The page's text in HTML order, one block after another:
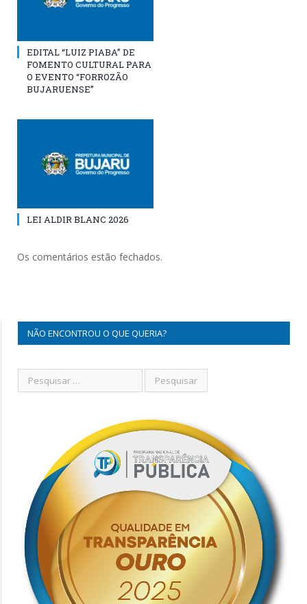
EDITAL “LUIZ PIABA” DE
FOMENTO CULTURAL PARA
O EVENTO “FORROZÃO
BUJARUENSE”
LEI ALDIR BLANC 2026
Os comentários estão fechados.
NÃO ENCONTROU O QUE QUERIA?